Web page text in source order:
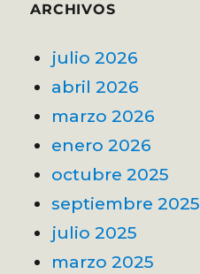
ARCHIVOS
julio 2026
abril 2026
marzo 2026
enero 2026
octubre 2025
septiembre 2025
julio 2025
marzo 2025